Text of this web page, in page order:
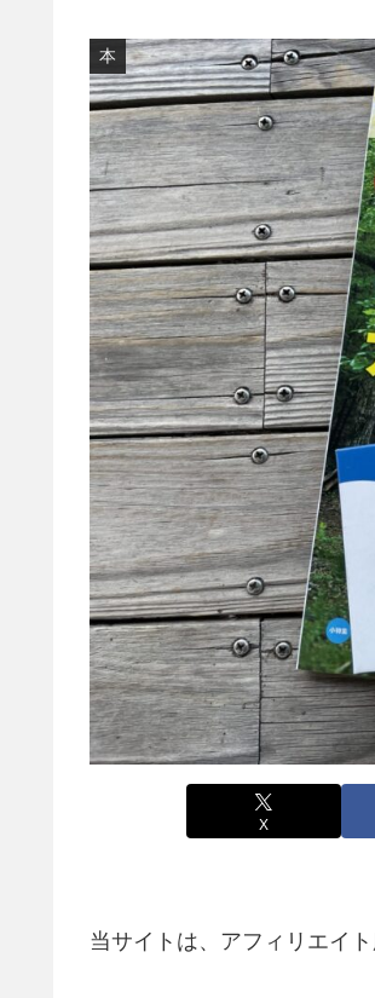
本
X
当サイトは、アフィリエイ